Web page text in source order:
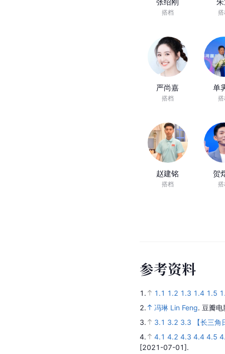
张绍刚
搭档
严尚嘉
搭档
单
赵建铭
搭档
贺
参考资料
1. 1.1 1.2 1.3 1.4 1.5
2.
冯琳 Lin Feng. 豆瓣
3.
3.1 3.2 3.3
【长三
4.
4.1 4.2 4.3 4.4 4.5
[2021-07-01].